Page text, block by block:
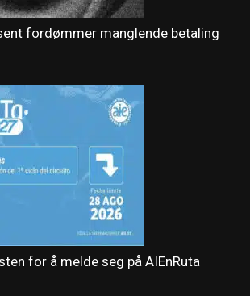
fordømmer manglende betaling
for å melde seg på AIEnRuta